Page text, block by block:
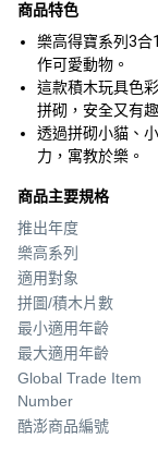
商品特色
樂高得寶系列3合
作可愛動物。
這款積木玩具色
拼砌，安全又有趣
透過拼砌小貓、
力，寓教於樂。
商品主要規格
推出年度
樂高系列
適用對象
拼圖/積木片數
最小適用年齡
最大適用年齡
Global Trade Item
Number
酷澎商品編號